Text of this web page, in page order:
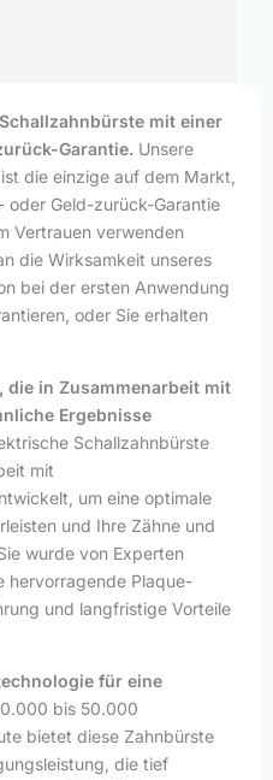
mit einer
Garantie. Unsere
die einzige auf dem Markt,
oder Geld-zurück-Garantie
Vertrauen verwenden
die Wirksamkeit unseres
bei der ersten Anwendung
oder Sie erhalten
die in Zusammenarbeit mit
Ergebnisse
Schallzahnbürste
mit
um eine optimale
und Ihre Zähne und
wurde von Experten
hervorragende Plaque-
und langfristige Vorteile
für eine
bis 50.000
bietet diese Zahnbürste
die tief